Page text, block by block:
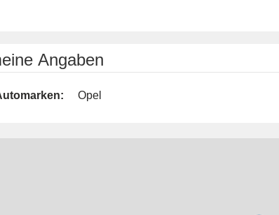
Angaben
Opel